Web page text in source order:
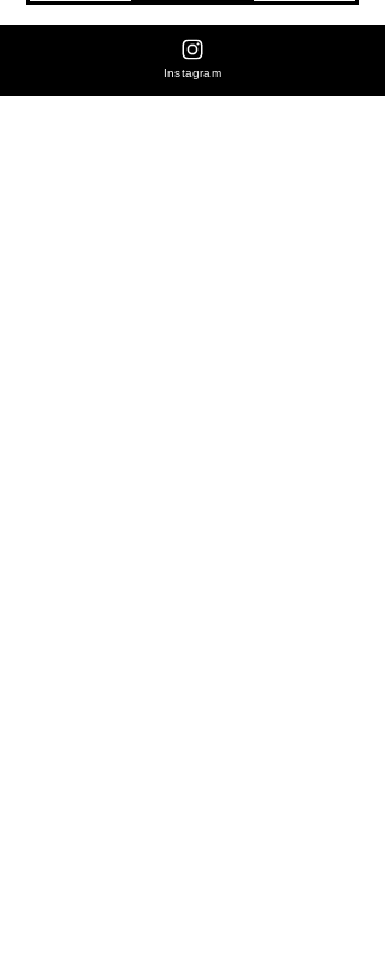
KolaKola Coffee Roastery｜Kenya Githembe
Washed 2026 肯尼亞 繆斯女神 水洗 精品咖啡豆
100g
購
Instagram